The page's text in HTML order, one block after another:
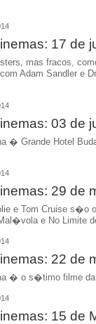
17 de
mas fracos,
Adam Sandler e
03 de
� Grande Hotel
29 de
e Tom Cruise s�o
e No Limite
22 de
� o s�timo filme da
15 de